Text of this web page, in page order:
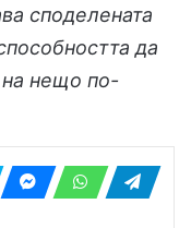
споделената
да
нещо по-